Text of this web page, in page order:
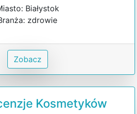
Białystok
zdrowie
Zobacz
Kosmetyków